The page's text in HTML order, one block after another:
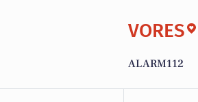
VORES
ALARM112